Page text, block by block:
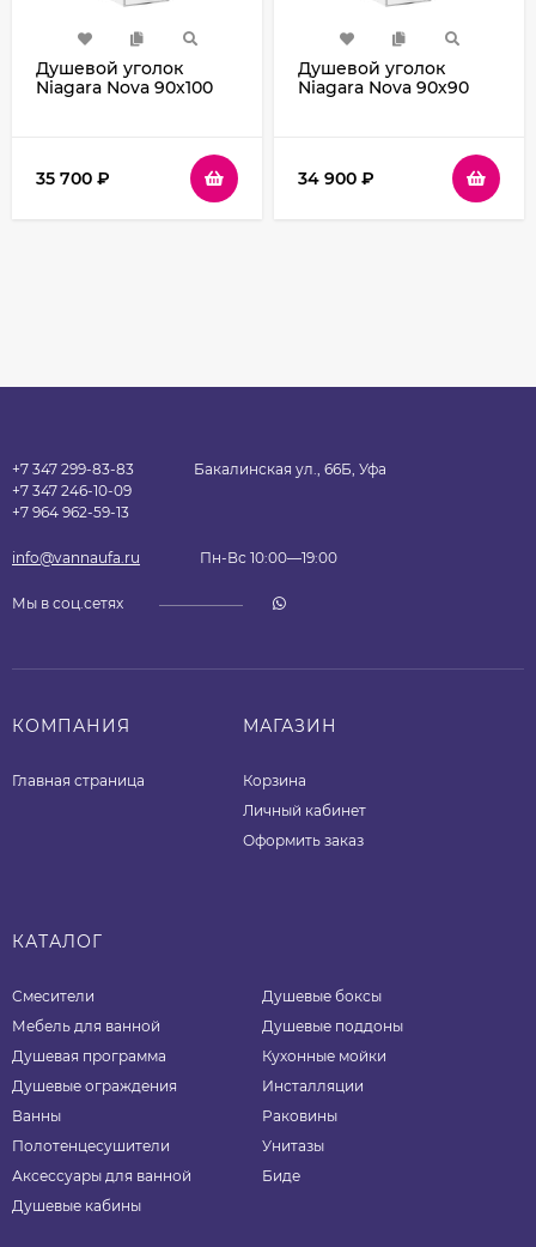
Душевой уголок
Niagara Nova 90х100
35 700 ₽
Душевой уголок
Niagara Nova 90х90
34 900 ₽
+7 347 299-83-83
+7 347 246-10-09
+7 964 962-59-13
Бакалинская ул., 66Б, Уфа
info@vannaufa.ru Пн-Вс 10:00—19:00
Мы в соц.сетях
КОМПАНИЯ
Главная страница
МАГАЗИН
Корзина
Личный кабинет
Оформить заказ
КАТАЛОГ
Смесители
Мебель для ванной
Душевая программа
Душевые ограждения
Ванны
Полотенцесушители
Аксессуары для ванной
Душевые кабины
Душевые боксы
Душевые поддоны
Кухонные мойки
Инсталляции
Раковины
Унитазы
Биде